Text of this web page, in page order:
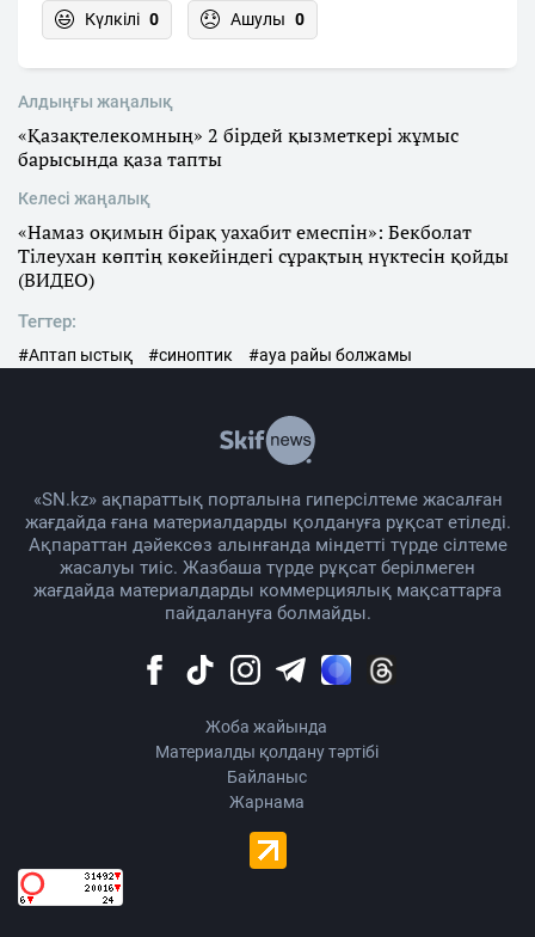
Күлкілі 0 Ашулы 0
Алдыңғы жаңалық
«Қазақтелекомның» 2 бірдей қызметкері жұмыс
барысында қаза тапты
Келесі жаңалық
«Намаз оқимын бірақ уахабит емеспін»: Бекболат
Тілеухан көптің көкейіндегі сұрақтың нүктесін қойды
(ВИДЕО)
Тегтер:
#Аптап ыстық #синоптик #ауа райы болжамы
«SN.kz» ақпараттық порталына гиперсілтеме жасалған
жағдайда ғана материалдарды қолдануға рұқсат етіледі.
Ақпараттан дәйексөз алынғанда міндетті түрде сілтеме
жасалуы тиіс. Жазбаша түрде рұқсат берілмеген
жағдайда материалдарды коммерциялық мақсаттарға
пайдалануға болмайды.
Жоба жайында
Материалды қолдану тәртібі
Байланыс
Жарнама